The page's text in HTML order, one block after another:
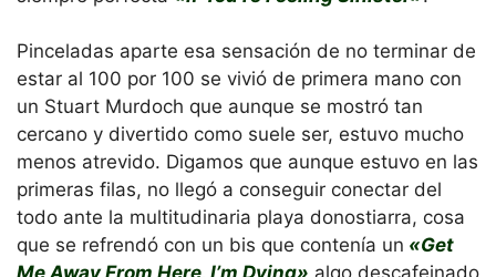
Pinceladas aparte esa sensación de no terminar de
estar al 100 por 100 se vivió de primera mano con
un Stuart Murdoch que aunque se mostró tan
cercano y divertido como suele ser, estuvo mucho
menos atrevido. Digamos que aunque estuvo en las
primeras filas, no llegó a conseguir conectar del
todo ante la multitudinaria playa donostiarra, cosa
que se refrendó con un bis que contenía un «Get